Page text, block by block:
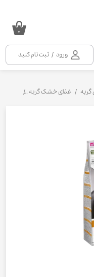
ورود / ثبت نام کنید
۰
گربه غذای خشک گربه